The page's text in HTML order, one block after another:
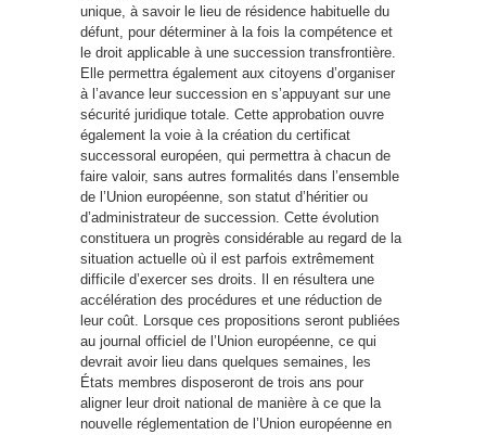
unique, à savoir le lieu de résidence habituelle du
défunt, pour déterminer à la fois la compétence et
le droit applicable à une succession transfrontière.
Elle permettra également aux citoyens d’organiser
à l’avance leur succession en s’appuyant sur une
sécurité juridique totale. Cette approbation ouvre
également la voie à la création du certificat
successoral européen, qui permettra à chacun de
faire valoir, sans autres formalités dans l’ensemble
de l’Union européenne, son statut d’héritier ou
d’administrateur de succession. Cette évolution
constituera un progrès considérable au regard de la
situation actuelle où il est parfois extrêmement
difficile d’exercer ses droits. Il en résultera une
accélération des procédures et une réduction de
leur coût. Lorsque ces propositions seront publiées
au journal officiel de l’Union européenne, ce qui
devrait avoir lieu dans quelques semaines, les
États membres disposeront de trois ans pour
aligner leur droit national de manière à ce que la
nouvelle réglementation de l’Union européenne en